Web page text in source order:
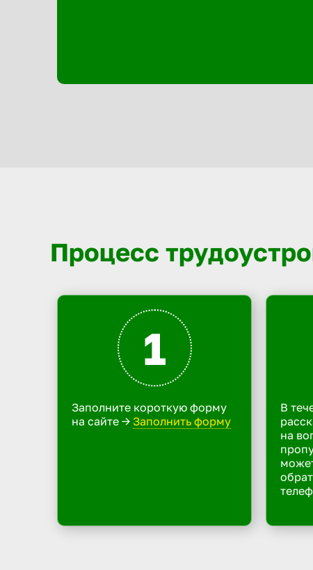
Процесс
1
Заполните короткую форму
на сайте -> Заполнить форму
В
на